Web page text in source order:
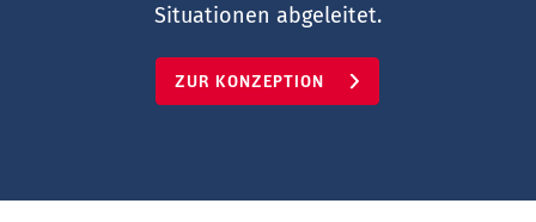
Situationen abgeleitet.
ZUR KONZEPTION